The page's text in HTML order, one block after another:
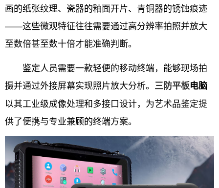
画的纸张纹理、瓷器的釉面开片、青铜器的锈蚀痕迹
——这些微观特征往往需要通过高分辨率拍照并放大
至数倍甚至数十倍才能准确判断。
鉴定人员需要一款轻便的移动终端，能够现场拍
摄并通过外接屏幕实现照片放大分析。 三防平板电脑
以其工业级成像处理和多接口设计，为艺术品鉴定提
供了便携与专业兼顾的终端方案。